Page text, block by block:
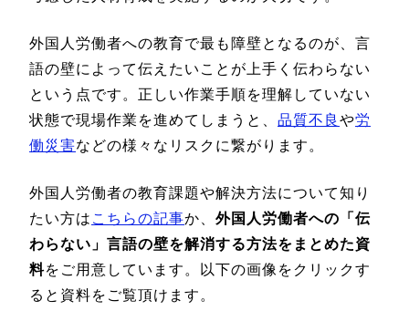
外国人労働者への教育で最も障壁となるのが、言
語の壁によって伝えたいことが上手く伝わらない
という点です。正しい作業手順を理解していない
状態で現場作業を進めてしまうと、 品質不良 や労
働災害などの様々なリスクに繋がります。
外国人労働者の教育課題や解決方法について知り
たい方は こちらの記事か、 外国人労働者への「伝
わらない」言語の壁を解消する方法をまとめた資
料をご用意しています。以下の画像をクリックす
ると資料をご覧頂けます。